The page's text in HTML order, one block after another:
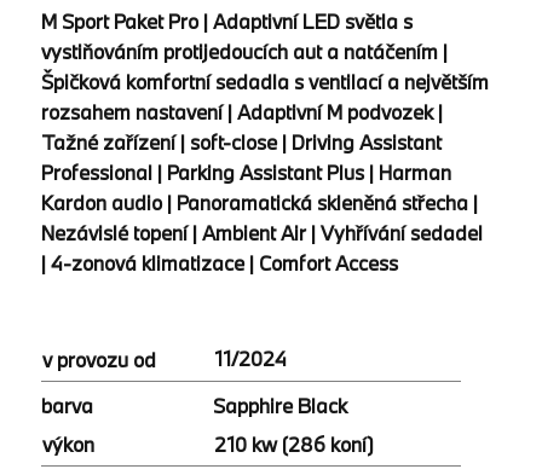
M Sport Paket Pro | Adaptivní LED světla s
vystiňováním protijedoucích aut a natáčením |
Špičková komfortní sedadla s ventilací a největším
rozsahem nastavení | Adaptivní M podvozek |
Tažné zařízení | soft-close | Driving Assistant
Professional | Parking Assistant Plus | Harman
Kardon audio | Panoramatická skleněná střecha |
Nezávislé topení | Ambient Air | Vyhřívání sedadel
| 4-zonová klimatizace | Comfort Access
v provozu od
11/2024
barva
Sapphire Black
výkon
210 kw (286 koní)